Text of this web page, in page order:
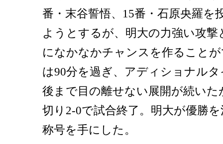
番・末谷誓悟、15番・石原央羅を
ようとするが、明大の力強い攻
になかなかチャンスを作ること
は90分を過ぎ、アディショナル
後まで目の離せない展開が続いた
切り2-0で試合終了。明大が優勝
称号を手にした。